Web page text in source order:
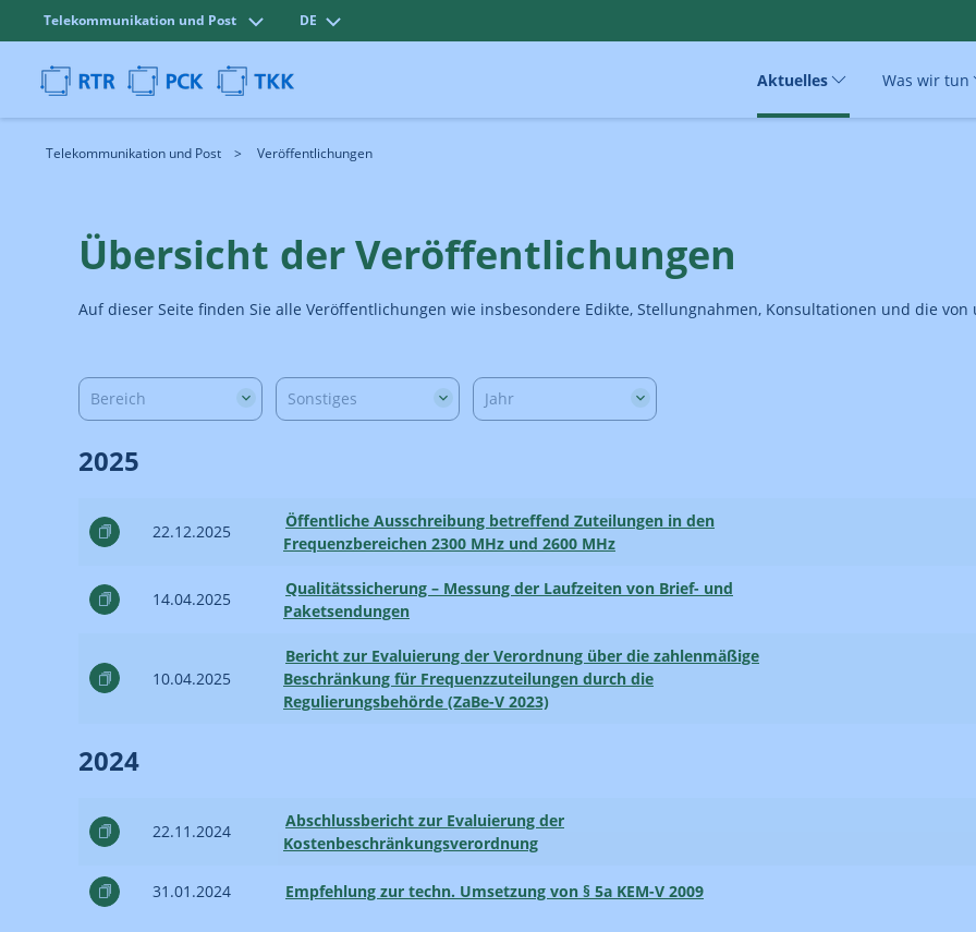
Telekommunikation und Post DE
Aktuelles Was wir tun
Telekommunikation und Post Veröffentlichungen
Übersicht der Veröffentlichungen
Auf dieser Seite finden Sie alle Veröffentlichungen wie insbesondere Edikte, Stellungnahmen, Konsultationen und die
Bereich Sonstiges Jahr
2025
22.12.2025
Öffentliche Ausschreibung betreffend Zuteilungen in den
Frequenz­bereichen 2300 MHz und 2600 MHz
14.04.2025
Qualitätssicherung – Messung der Laufzeiten von Brief- und
Paketsendungen
10.04.2025
Bericht zur Evaluierung der Verordnung über die zahlenmäßige
Beschränkung für Frequenzzuteilungen durch die
Regulierungsbehörde (ZaBe-V 2023)
2024
22.11.2024
Abschlussbericht zur Evaluierung der
Kostenbeschränkungsverordnung
31.01.2024 Empfehlung zur techn. Umsetzung von § 5a KEM-V 2009